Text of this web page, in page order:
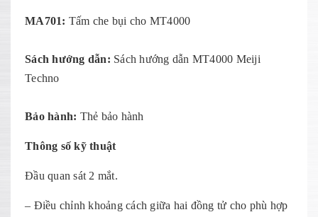
MA701: Tấm che bụi cho MT4000
Sách hướng dẫn: Sách hướng dẫn MT4000 Meiji
Techno
Bảo hành: Thẻ bảo hành
Thông số kỹ thuật
Đầu quan sát 2 mắt.
– Điều chỉnh khoảng cách giữa hai đồng tử cho phù hợp